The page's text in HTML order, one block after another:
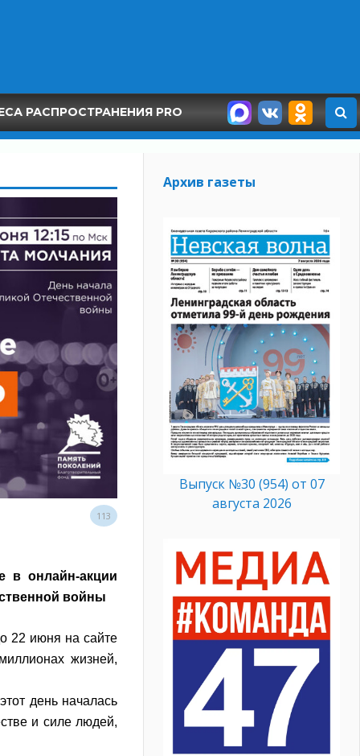
РАСПРОСТРАНЕНИЯ PRO
113
в онлайн-акции
войны
22 июня на сайте
жизней,
день началась
и силе людей,
Архив газеты
Выпуск №30 (954) от 07
августа 2026